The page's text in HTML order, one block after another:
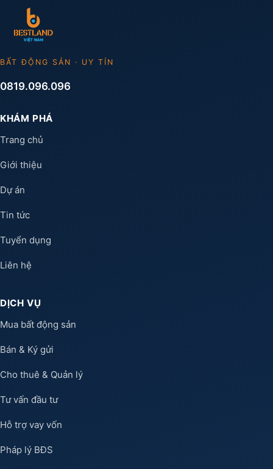
BẤT ĐỘNG SẢN · UY TÍN
0819.096.096
KHÁM PHÁ
Trang chủ
Giới thiệu
Dự án
Tin tức
Tuyển dụng
Liên hệ
DỊCH VỤ
Mua bất động sản
Bán & Ký gửi
Cho thuê & Quản lý
Tư vấn đầu tư
Hỗ trợ vay vốn
Pháp lý BĐS